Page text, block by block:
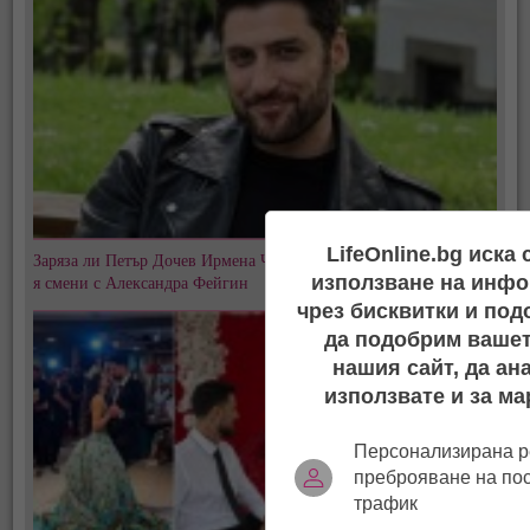
Заряза ли Петър Дочев Ирмена Чичикова? След 8 години любов
я смени с Александра Фейгин
LifeOnline.bg иска
използване на
чрез бисквитки и
да подобрим
нашия сайт, да
използвате и за
Персонализирана
преброяване на
трафик